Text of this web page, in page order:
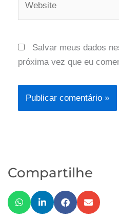
Salvar meus dados
próxima vez que eu
Compartilhe